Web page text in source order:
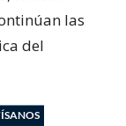
las
del